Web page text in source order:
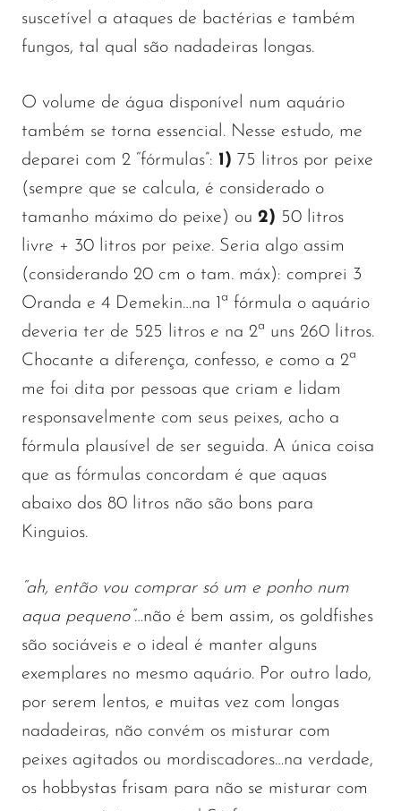
suscetível a ataques de bactérias e também
fungos, tal qual são nadadeiras longas.
O volume de água disponível num aquário
também se torna essencial. Nesse estudo, me
deparei com 2 “fórmulas”: 1) 75 litros por peixe
(sempre que se calcula, é considerado o
tamanho máximo do peixe) ou 2) 50 litros
livre + 30 litros por peixe. Seria algo assim
(considerando 20 cm o tam. máx): comprei 3
Oranda e 4 Demekin…na 1ª fórmula o aquário
deveria ter de 525 litros e na 2ª uns 260 litros.
Chocante a diferença, confesso, e como a 2ª
me foi dita por pessoas que criam e lidam
responsavelmente com seus peixes, acho a
fórmula plausível de ser seguida. A única coisa
que as fórmulas concordam é que aquas
abaixo dos 80 litros não são bons para
Kinguios.
“ah, então vou comprar só um e ponho num
aqua pequeno”…não é bem assim, os goldfishes
são sociáveis e o ideal é manter alguns
exemplares no mesmo aquário. Por outro lado,
por serem lentos, e muitas vez com longas
nadadeiras, não convém os misturar com
peixes agitados ou mordiscadores…na verdade,
os hobbystas frisam para não se misturar com